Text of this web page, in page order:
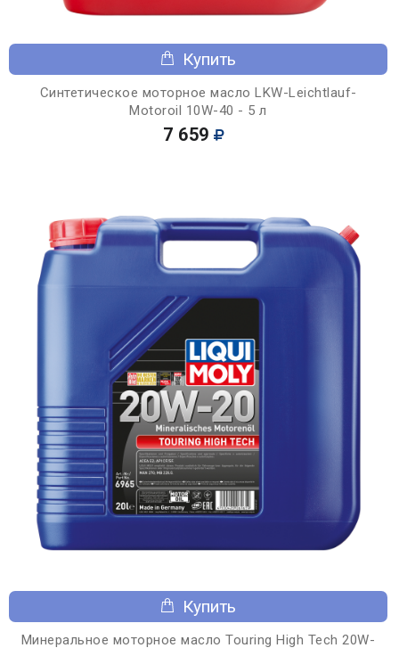
Купить
Синтетическое моторное масло LKW-Leichtlauf-
Motoroil 10W-40 - 5 л
7 659
Купить
Минеральное моторное масло Touring High Tech 20W-